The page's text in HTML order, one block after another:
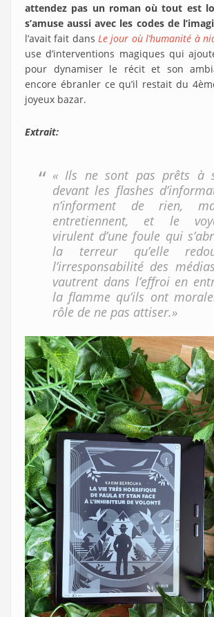
attendez pas un roman où tout est
s’amuse aussi avec les codes de
l’avait fait dans Le jour où l’humanité à
use d’interventions magiques qui
pour dynamiser le récit et son
encore ébranler ce qu’il restait du
joyeux bazar.
Extrait:
« Ils ne sont pas prêts à
devant les flashes
n’informent de rien,
entretiennent, et le
virulent d’une foule qui
la terreur qu’elle
l’irresponsabilité des
vautrent dans l’effroi en
la flamme qu’ils ont
rôle de ne pas attiser.»